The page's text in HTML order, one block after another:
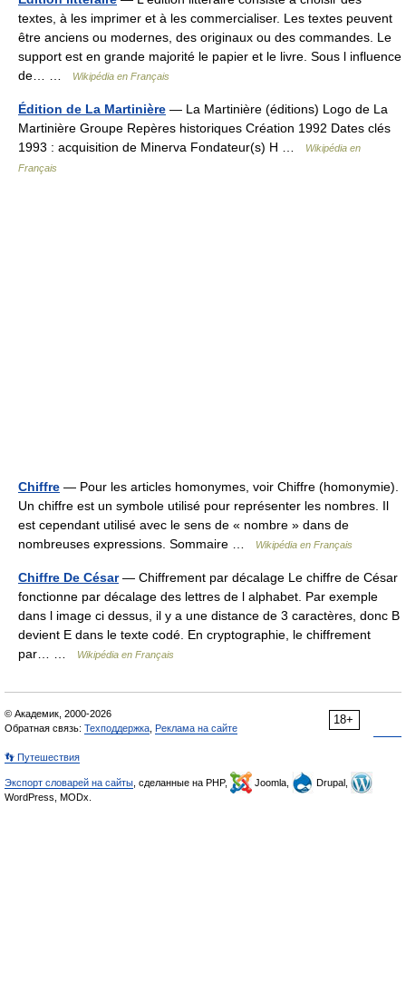
textes, à les imprimer et à les commercialiser. Les textes peuvent
être anciens ou modernes, des originaux ou des commandes. Le
support est en grande majorité le papier et le livre. Sous l influence
de… …
Wikipédia en Français
Édition de La Martinière — La Martinière (éditions) Logo de La
Martinière Groupe Repères historiques Création 1992 Dates clés
1993 : acquisition de Minerva Fondateur(s) H …
Wikipédia en
Français
Chiffre — Pour les articles homonymes, voir Chiffre (homonymie).
Un chiffre est un symbole utilisé pour représenter les nombres. Il
est cependant utilisé avec le sens de « nombre » dans de
nombreuses expressions. Sommaire …
Wikipédia en Français
Chiffre De César— Chiffrement par décalage Le chiffre de César
fonctionne par décalage des lettres de l alphabet. Par exemple
dans l image ci dessus, il y a une distance de 3 caractères, donc B
devient E dans le texte codé. En cryptographie, le chiffrement
par… …
Wikipédia en Français
18+
© Академик, 2000-2026
Обратная связь: Техподдержка Реклама на сайте
👣 Путешествия
Экспорт словарей на сайты , сделанные на PHP, Joomla,
Drupal,
WordPress, MODx.